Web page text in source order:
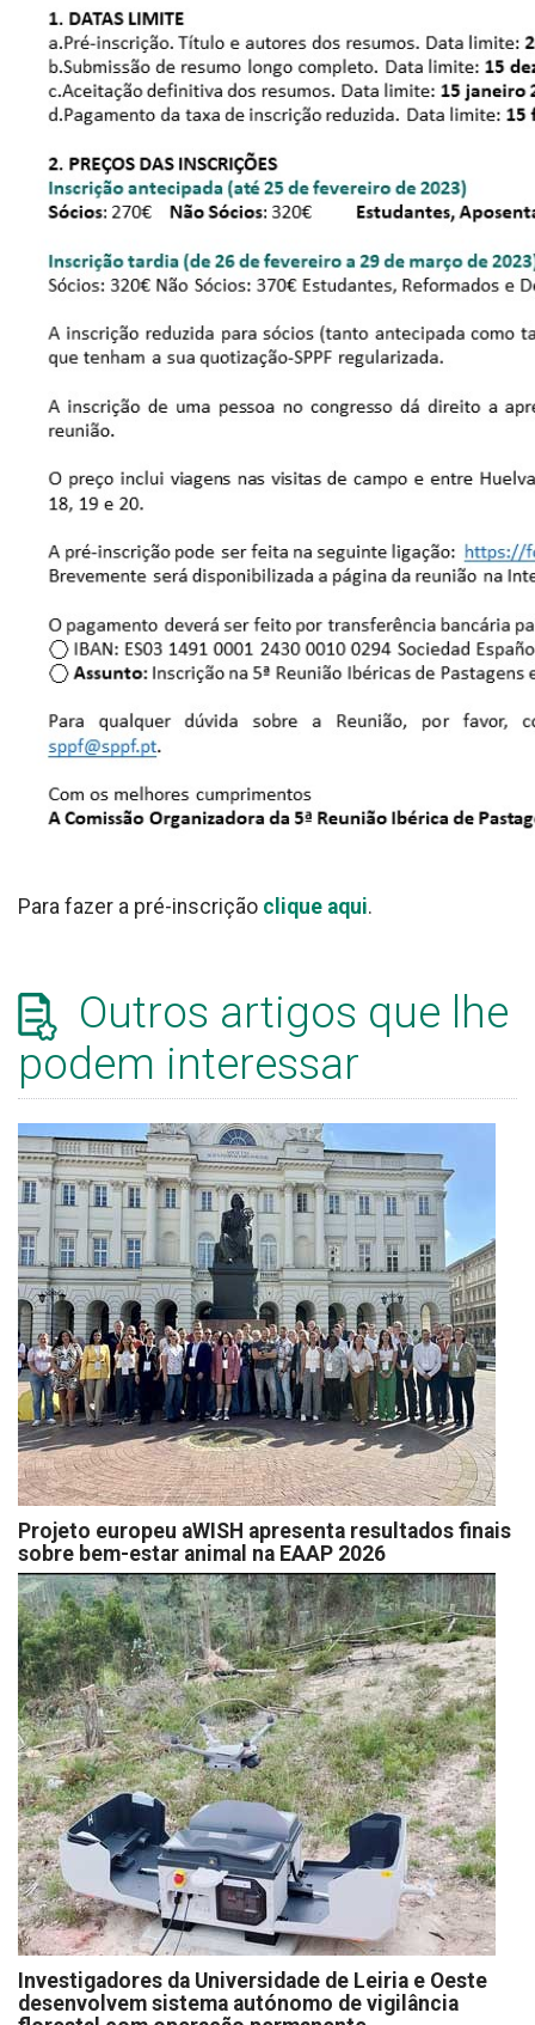
Para fazer a pré-inscrição clique aqui.
Outros artigos que lhe
podem interessar
Projeto europeu aWISH apresenta resultados finais
sobre bem-estar animal na EAAP 2026
Investigadores da Universidade de Leiria e Oeste
desenvolvem sistema autónomo de vigilância